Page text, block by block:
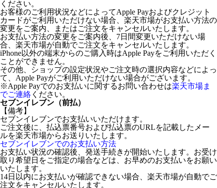
ください。
お客様のご利用状況などによってApple Payおよびクレジット
カードがご利用いただけない場合、楽天市場がお支払い方法の
変更をご案内、またはご注文をキャンセルいたします。
お支払い方法の変更をご案内後、7日間変更いただけない場
合、楽天市場が自動でご注文をキャンセルいたします。
iPhone以外の端末からのご購入時はApple Payをご利用いただく
ことができません。
その他、ショップの設定状況やご注文時の選択内容などによっ
て、Apple Payがご利用いただけない場合がございます。
※Apple Payでのお支払いに関するお問い合わせは楽天市場ま
でご連絡 ください。
セブンイレブン（前払）
【備考】
セブンイレブンでお支払いいただけます。
ご注文後に、払込票番号および払込票のURLを記載したメー
ルを楽天市場からお送りいたします。
セブンイレブンでのお支払い方法
お支払い状況の確認後、発送手続きが開始いたします。お受け
取り希望日をご指定の場合などは、お早めのお支払いをお願い
いたします。
14日以内にお支払いが確認できない場合、楽天市場が自動でご
注文をキャンセルいたします。